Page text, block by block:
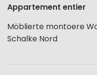
Appartement entier
Möblierte montoere
Schalke Nord